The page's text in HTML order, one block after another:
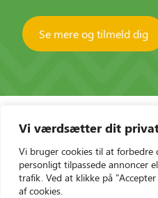
Vi værdsætter dit
Vi bruger cookies til at forbedre
personligt tilpassede annoncer
trafik. Ved at klikke på
af cookies.
Se mere og tilmeld dig